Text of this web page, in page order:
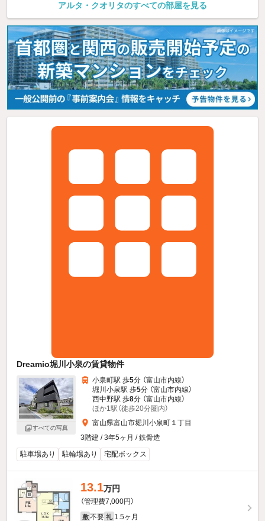
アルタ・クオリタのすべての部屋を見る
Dreamio堀川小泉の賃貸物件
すべての写真
小泉町駅 歩5分 （富山市内線）
堀川小泉駅 歩5分 （富山市内線）
西中野駅 歩8分 （富山市内線）
ほか1駅（徒歩20分圏内）
富山県富山市堀川小泉町１丁目
3階建 / 3年5ヶ月 / 鉄骨造
駐車場あり
駐輪場あり 宅配ボックス
13.1万円
（管理費7,000円）
敷 不要 礼 1.5ヶ月